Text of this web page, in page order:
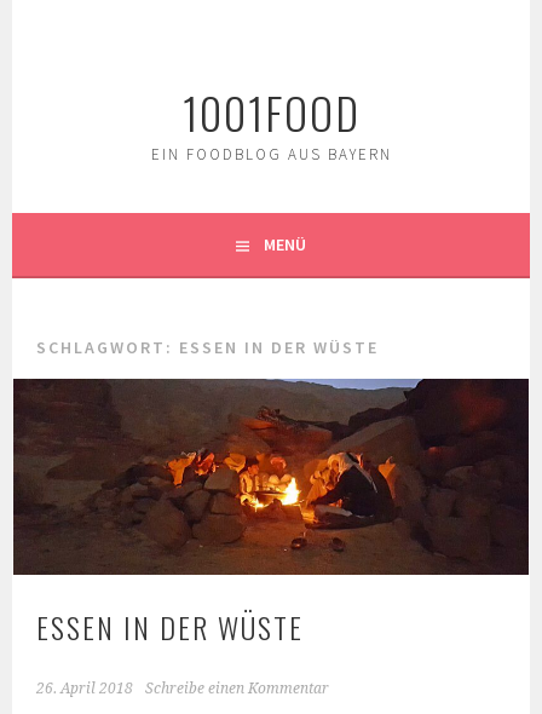
1001FOOD
EIN FOODBLOG AUS BAYERN
MENÜ
SCHLAGWORT: ESSEN IN DER WÜSTE
ESSEN IN DER WÜSTE
26. April 2018 Schreibe einen Kommentar